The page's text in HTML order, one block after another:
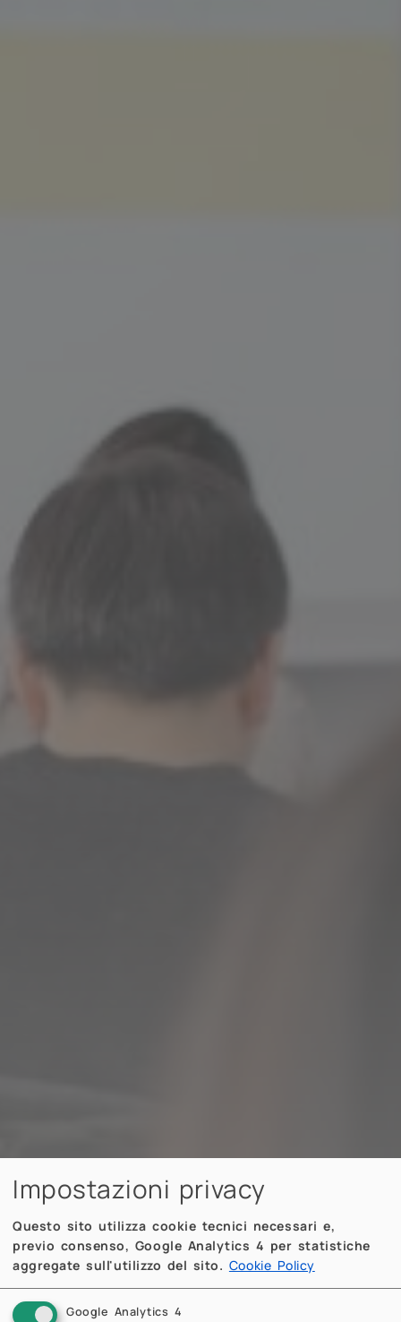
Impostazioni privacy
Questo sito utilizza cookie tecnici necessari e,
previo consenso, Google Analytics 4 per statistiche
aggregate sull'utilizzo del sito. Cookie Policy
Google Analytics 4